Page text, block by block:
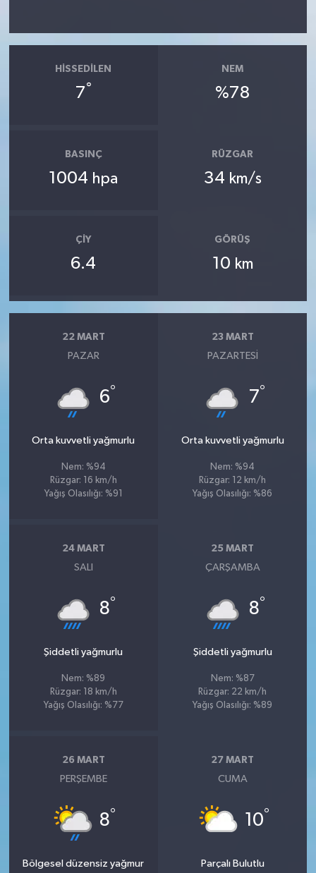
HISSEDILEN
7°
NEM
%78
BASINÇ
1004 hpa
RÜZGAR
34 km/s
ÇIY
6.4
GÖRÜŞ
10 km
22 MART
PAZAR
6°
Orta kuvvetli yağmurlu
Nem: %94
Rüzgar: 16 km/h
Yağış Olasılığı: %91
23 MART
PAZARTESI
7°
Orta kuvvetli yağmurlu
Nem: %94
Rüzgar: 12 km/h
Yağış Olasılığı: %86
24 MART
SALI
8°
Şiddetli yağmurlu
Nem: %89
Rüzgar: 18 km/h
Yağış Olasılığı: %77
25 MART
ÇARŞAMBA
8°
Şiddetli yağmurlu
Nem: %87
Rüzgar: 22 km/h
Yağış Olasılığı: %89
26 MART
PERŞEMBE
8°
Bölgesel düzensiz yağmur
27 MART
CUMA
10°
Parçalı Bulutlu